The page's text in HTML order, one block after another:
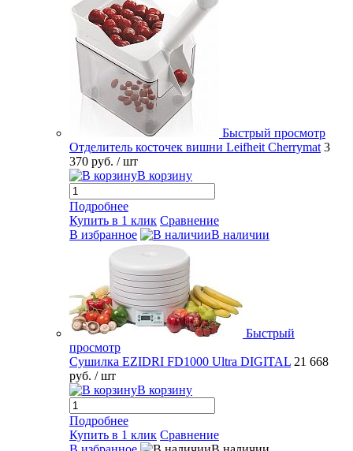
Быстрый просмотр
Отделитель косточек вишни Leifheit Cherrymat 3
370 руб. / шт
В корзину
Подробнее
Купить в 1 клик Сравнение
В избранное
В наличии
Быстрый
просмотр
Сушилка EZIDRI FD1000 Ultra DIGITAL 21 668
руб. / шт
В корзину
Подробнее
Купить в 1 клик Сравнение